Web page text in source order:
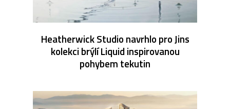
Heatherwick Studio navrhlo pro Jins
kolekci brýlí Liquid inspirovanou
pohybem tekutin